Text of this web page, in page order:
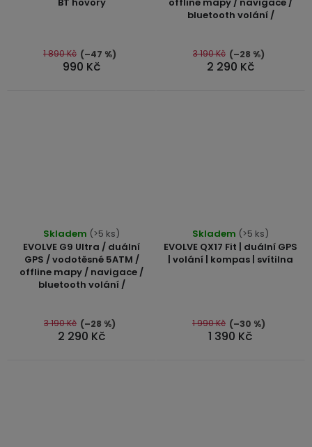
je
5
hvězdiček.
990 Kč
1 890 Kč (–47 %)
bluetooth volání /
je
5,0
5
hvězdiček.
2 290 Kč
3 190 Kč (–28 %)
EVOLVE G9 Ultra / duální
GPS / vodotěsné 5ATM /
offline mapy / navigace /
bluetooth volání /
hodnocení
produktu
je
5,0
5
hvězdiček.
Skladem (>5 ks)
2 290 Kč
3 190 Kč (–28 %)
EVOLVE QX17 Fit | duální GPS
| volání | kompas | svítilna
Skladem (>5 ks)
1 390 Kč
1 990 Kč (–30 %)